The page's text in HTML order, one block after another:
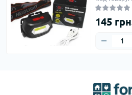
145